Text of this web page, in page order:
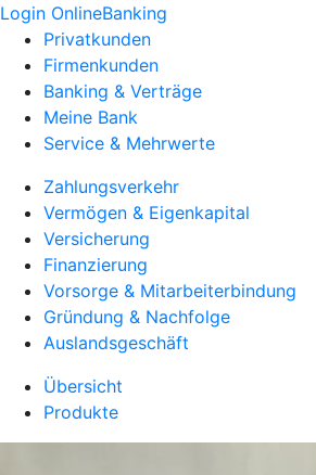
Login OnlineBanking
Privatkunden
Firmenkunden
Banking & Verträge
Meine Bank
Service & Mehrwerte
Zahlungsverkehr
Vermögen & Eigenkapital
Versicherung
Finanzierung
Vorsorge & Mitarbeiterbindung
Gründung & Nachfolge
Auslandsgeschäft
Übersicht
Produkte